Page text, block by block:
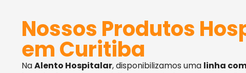
Nossos Produtos
em Curitiba
NaAlento Hospitalar, disponibilizamos uma linha